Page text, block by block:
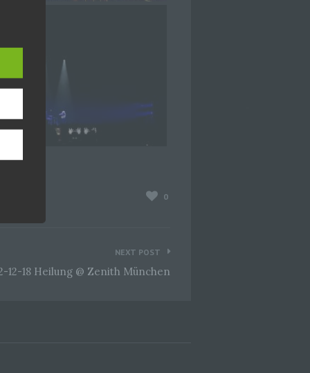
0
NEXT POST
12-18 Heilung @ Zenith München
zu